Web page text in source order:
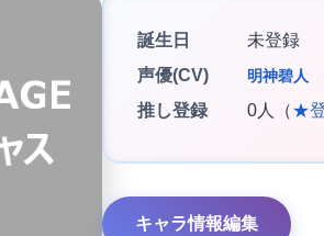
誕生日
未登録
声優(CV)
明神碧人
推し登録 0人（★
キャラ情報編集